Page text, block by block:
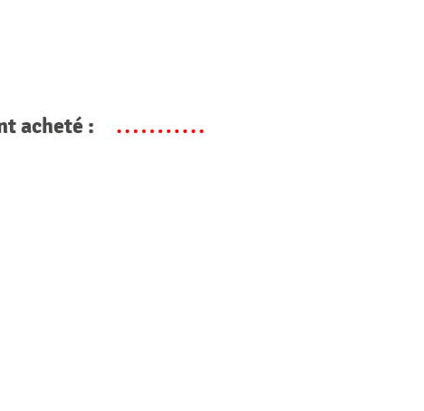
acheté :